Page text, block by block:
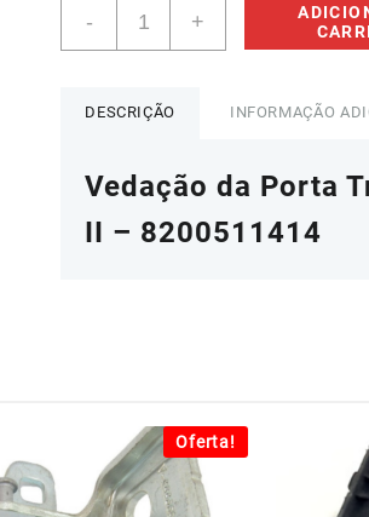
-
Porta
Esquerda
II
8200511414
+
DESCRIÇÃO INFORMAÇÃO
Vedação da Porta
II – 8200511414
Oferta!